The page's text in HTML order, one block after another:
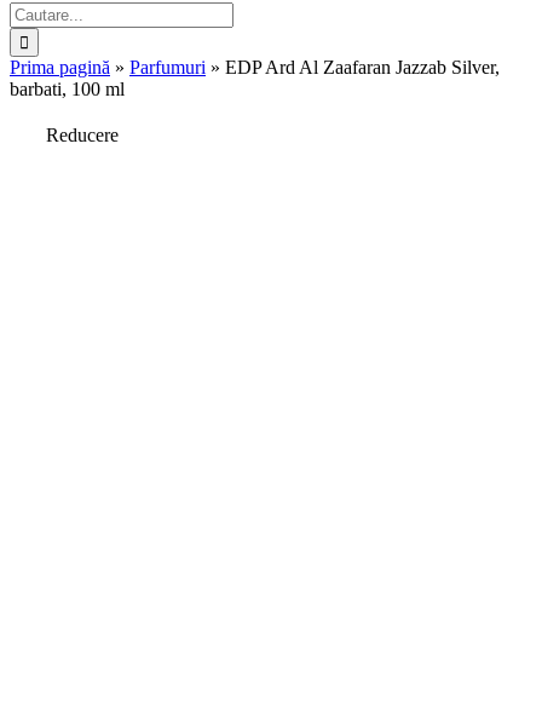
Cautare...
Prima pagină » Parfumuri » EDP Ard Al Zaafaran Jazzab Silver,
barbati, 100 ml
Reducere